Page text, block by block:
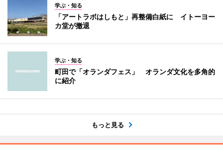
学ぶ・知る
「アートラボはしもと」再整備白紙に イトーヨー
カ堂が撤退
学ぶ・知る
町田で「オランダフェス」 オランダ文化を多角的
に紹介
もっと見る